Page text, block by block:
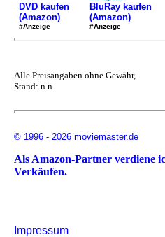
DVD kaufen
(Amazon)
#Anzeige
BluRay kaufen
(Amazon)
#Anzeige
Alle Preisangaben ohne Gewähr,
Stand: n.n.
© 1996 - 2026 moviemaster.de
Als Amazon-Partner verdiene
Verkäufen.
Impressum